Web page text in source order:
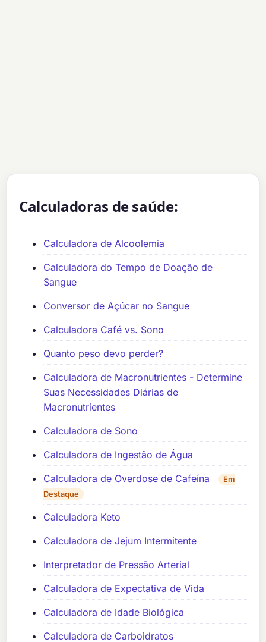
Calculadoras de saúde:
Calculadora de Alcoolemia
Calculadora do Tempo de Doação de
Sangue
Conversor de Açúcar no Sangue
Calculadora Café vs. Sono
Quanto peso devo perder?
Calculadora de Macronutrientes - Determine
Suas Necessidades Diárias de
Macronutrientes
Calculadora de Sono
Calculadora de Ingestão de Água
Calculadora de Overdose de Cafeína
Em
Destaque
Calculadora Keto
Calculadora de Jejum Intermitente
Interpretador de Pressão Arterial
Calculadora de Expectativa de Vida
Calculadora de Idade Biológica
Calculadora de Carboidratos